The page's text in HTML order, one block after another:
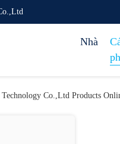
Nhà
Technology Co.,Ltd Products